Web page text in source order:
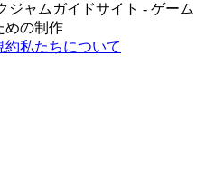
ジャムガイドサイト - ゲーム
めの制作
約私たちについて